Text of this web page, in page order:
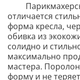
отличается
форма кресла,
обивка из
солидно и
максимально
мастера.
форму и не